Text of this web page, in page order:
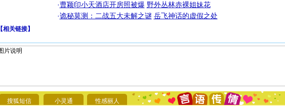
·曹颖印小天酒店开房照被爆 野外丛林赤裸姐妹花
·诡秘莫测：二战五大未解之谜 岳飞神话的虚假之处
【相关链接】
搜狐短信 小灵通 性感丽人
你太多，只有给你五千万：千万快乐！千万要健康！千万
要平安！千万要知足！千万不要忘记我！
[圣诞节]不只这样的日子才会想起你,而是这样的日子才